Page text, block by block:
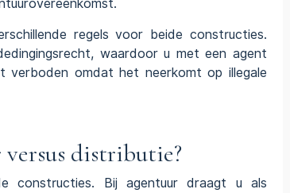
regels voor beide constructies.
waardoor u met een agent
verboden omdat het neerkomt op illegale
distributie?
constructies. Bij agentuur draagt u als